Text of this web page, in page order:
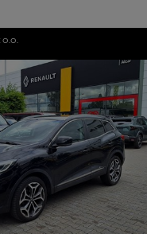
O.O.